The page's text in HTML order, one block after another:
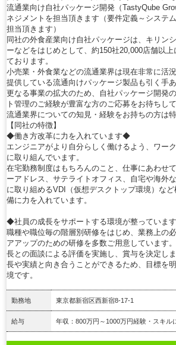
流通業向け自社パッケージ開発（TastyQube
ネジメントを担当頂きます（要件定義～システ
担当頂きます）
同社の外食産業向け自社パッケージは、キリン
ーなどをはじめとして、約150社20,000店舗以
ております。
小売業・外食業などの流通業界は現在非常に活
提供している流通向けパッケージ製品も引く手
更なる事業の拡大のため、自社パッケージ開発
ト管理のご経験が豊富な方のご応募をお待ちして
流通業界についての知見・経験をお持ちの方は
【同社の特徴】
◆働き方改革に力を入れています◆
エンジニアがより自分らしく働けるよう、ワー
に取り組んでいます。
在宅勤務制度はもちろんのこと、仕事にあわせ
ーアドレス、サテライトオフィス、自宅や海外
に取り組めるVDI（仮想デスクトップ環境）な
備に力を入れています。
◆社員の成長をサポートする環境が整っていま
職種や職位毎の階層別研修をはじめ、業務上の
アアップのための研修を多数ご用意しています
長との面談による評価を実施し、賞与を決定し
長や実績と向き合うことができるため、目標を
境です。
勤務地 東京都新宿区西新宿8-17-1
給与 年収：800万円～1000万円経験・スキル